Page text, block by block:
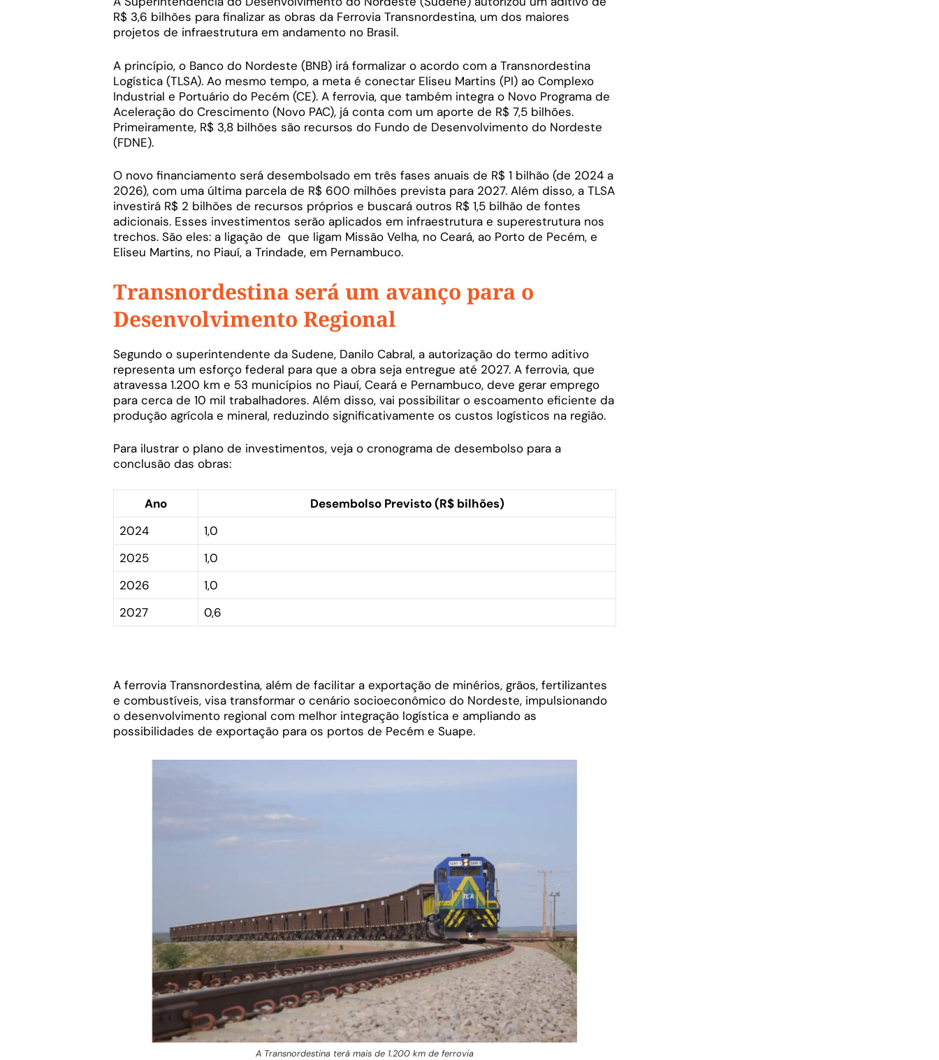
R$ 3,6 bilhões para finalizar as obras da Ferrovia Transnordestina, um dos maiores
projetos de infraestrutura em andamento no Brasil.
A princípio, o Banco do Nordeste (BNB) irá formalizar o acordo com a Transnordestina
Logística (TLSA). Ao mesmo tempo, a meta é conectar Eliseu Martins (PI) ao Complexo
Industrial e Portuário do Pecém (CE). A ferrovia, que também integra o Novo Programa de
Aceleração do Crescimento (Novo PAC), já conta com um aporte de R$ 7,5 bilhões.
Primeiramente, R$ 3,8 bilhões são recursos do Fundo de Desenvolvimento do Nordeste
(FDNE).
O novo financiamento será desembolsado em três fases anuais de R$ 1 bilhão (de 2024 a
2026), com uma última parcela de R$ 600 milhões prevista para 2027. Além disso, a TLSA
investirá R$ 2 bilhões de recursos próprios e buscará outros R$ 1,5 bilhão de fontes
adicionais. Esses investimentos serão aplicados em infraestrutura e superestrutura nos
trechos. São eles: a ligação de que ligam Missão Velha, no Ceará, ao Porto de Pecém, e
Eliseu Martins, no Piauí, a Trindade, em Pernambuco.
Transnordestina será um avanço para o
Desenvolvimento Regional
Segundo o superintendente da Sudene, Danilo Cabral, a autorização do termo aditivo
representa um esforço federal para que a obra seja entregue até 2027. A ferrovia, que
atravessa 1.200 km e 53 municípios no Piauí, Ceará e Pernambuco, deve gerar emprego
para cerca de 10 mil trabalhadores. Além disso, vai possibilitar o escoamento eficiente da
produção agrícola e mineral, reduzindo significativamente os custos logísticos na região.
Para ilustrar o plano de investimentos, veja o cronograma de desembolso para a
conclusão das obras:
Ano
Desembolso Previsto (R$ bilhões)
2024
1,0
2025
1,0
2026
1,0
2027
0,6
A ferrovia Transnordestina, além de facilitar a exportação de minérios, grãos, fertilizantes
e combustíveis, visa transformar o cenário socioeconômico do Nordeste, impulsionando
o desenvolvimento regional com melhor integração logística e ampliando as
possibilidades de exportação para os portos de Pecém e Suape.
A Transnordestina terá mais de 1.200 km de ferrovia